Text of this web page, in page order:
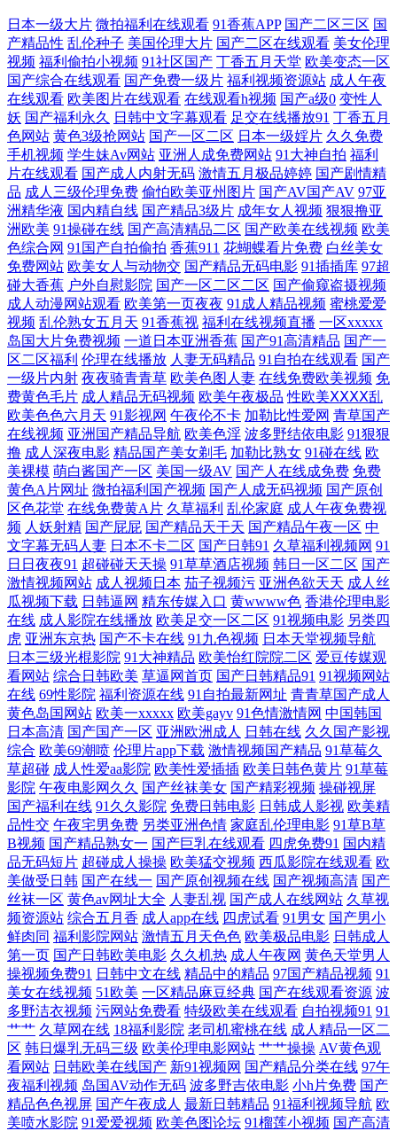
久嫩草精品精品 av先峰资源网 影音先锋秋霞电影 日韩伊人福利 国产小精
品网站 a欧美性爱 91pron资源 日韩123级 国产精品久久! 91九色秦先生视频
91大神视频网站网址地址 老熟女自慰 99热拍国产精品 亚洲色欧美色性爱
春色 蜜桃视频免费看 超碰福利社 超碰99自拍 99热青草丁香社区 91黄下载
日韩国产熟女网站 国产区桃色在线观看 91麻豆高清视频 手机日韩精品一
久久精品网 97国产在线 午夜97av国产影院 国产在线播放ww福利 97日韩
91n视频在线 人人操欧美性爱 大香蕉五区 91草草视频 青青草国拍2019 超
碰大香蕉伊人 91高清在线免费观看视频 亚州日韩欧美页 九色蝌蚪91Porn
A片色图 狼友集中营一本道 91香蕉视频亚洲最新 亚洲国产日韩欧美综合
欧美人妻色图 99艹在线观看 91爱搞屄 95AV免费网站 影音AV妈妈 欧美日
韩影视 91在线视频国 影音先锋成人A片 东方四虎日剧网 精品福利无码 伦
乱一区二区 日韩福利视頻 午夜寂寞福利 中文网91 91制片厂东京热 婷婷色
女网 91国在线 九一传媒影视传媒 欧洲亚洲精品人妻 日韩无码精品久久 婷
婷日夜宗 香蕉视频 亚洲综合国产婷婷基地 91黄在线观看免费版 91深夜做
爱深夜福利 91在线免费观看蜜臀 福利片区入口 精品二区 久久精品视频网
站 欧美亚洲日本国产 91黄页 99久久精品 91cn免费视频 91次员 91蜜桃传
媒吴梦梦 99无码超碰 大香蕉怡红院院 激情五月天社区 美女操逼网站国产
日韩美女网站 五月天福利资源网 影音先锋电影成人AV 91次元黄色观看链
接 www精品无码 国产热婷婷 久久精品九九成人网站 欧美福利姬的搜索结
果 色综日韩视频 一级肏屄视频区 91传媒在线观看网站大全 人妖互插 国内
精品久久人 91视屏专区 首页AV片区 超碰成人网 91草莓在线 97AV色导航
传媒导航在线 久久国产精品国产精品 大香蕉青草 久草韩日WWW 欧美日
韩一本黄 婷婷导航 一区一区一去二级 91热爆视频 91做爱网站 成人精品网
国产婷婷视频一区二区 欧美日本国产婷婷精品 日韩一区精品 亚洲天堂久
久网 91精品导航 91最新在线网址 欧美a∨ 97福利导航在线 传媒视频免费
日本一级大片 微拍福利在线观看 91香蕉APP 国产二区三区 国
产精品性 乱伦种子 美国伦理大片 国产二区在线观看 美女伦理
视频 福利偷拍小视频 91社区国产 丁香五月天堂 欧美变态一区
国产综合在线观看 国产免费一级片 福利视频资源站 成人午夜
在线观看 欧美图片在线观看 在线观看h视频 国产a级0 变性人
妖 国产福利永久 日韩中文字幕观看 足交在线播放91 丁香五月
色网站 黄色3级抢网站 国产一区二区 日本一级婬片 久久免费
手机视频 学生妹Av网站 亚洲人成免费网站 91大神自拍 福利
片在线观看 国产成人内射无码 激情五月极品婷婷 国产剧情精
品 成人三级伦理免费 偷怕欧美亚州图片 国产AV国产AV 97亚
洲精华液 国内精自线 国产精品3级片 成年女人视频 狠狠撸亚
洲欧美 91操碰在线 国产高清精品二区 国产欧美在线视频 欧美
色综合网 91国产自拍偷拍 香蕉911 花蝴蝶看片免费 白丝美女
免费网站 欧美女人与动物交 国产精品无码电影 91插插库 97超
碰大香蕉 户外自慰影院 国产一区二区二区 国产偷窥盗摄视频
成人动漫网站观看 欧美第一页夜夜 91成人精品视频 蜜桃爱爱
视频 乱伦熟女五月天 91香蕉视 福利在线视频直播 一区xxxxx
岛国大片免费视频 一道日本亚洲香蕉 国产91高清精品 国产一
区二区福利 伦理在线播放 人妻无码精品 91自拍在线观看 国产
一级片内射 夜夜骑青青草 欧美色图人妻 在线免费欧美视频 免
费黄色毛片 成人精品无码视频 欧美午夜极品 性欧美ⅩⅩⅩⅩ乱
欧美色色六月天 91影视网 午夜伦不卡 加勒比性爱网 青草国产
在线视频 亚洲国产精品导航 欧美色淫 波多野结依电影 91狠狠
撸 成人深夜电影 精品国产美女剃毛 加勒比熟女 91碰在线 欧
美裸模 萌白酱国产一区 美国一级AV 国产人在线成免费 免费
黄色A片网址 微拍福利国产视频 国产人成无码视频 国产原创
区色花堂 在线免费黄A片 久草福利 乱伦家庭 成人午夜免费视
频 人妖射精 国产屁屁 国产精品天干天 国产精品午夜一区 中
文字幕无码人妻 日本不卡二区 国产日韩91 久草福利视频网 91
日日夜夜91 超碰碰天天操 91草草酒店视频 韩日一区二区 国产
激情视频网站 成人视频日本 茄子视频污 亚洲色欲天天 成人丝
瓜视频下载 日韩逼网 精东传媒入口 黄wwww色 香港伦理电影
在线 成人影院在线播放 欧美足交一区二区 91视频电影 另类四
虎 亚洲东京热 国产不卡在线 91九色视频 日本天堂视频导航
日本三级光棍影院 91大神精品 欧美怡红院院二区 爱豆传媒观
看网站 综合日韩欧美 草逼网首页 国产日韩精品91 91视频网站
在线 69性影院 福利资源在线 91自拍最新网址 青青草国产成人
黄色岛国网站 欧美一xxxxx 欧美gayv 91色情激情网 中国韩国
日本高清 国产国产一区 亚洲欧洲成人 日韩在线 久久国产影视
综合 欧美69潮喷 伦理片app下载 激情视频国产精品 91草莓久
草超碰 成人性爱aa影院 欧美性爱插插 欧美日韩色黄片 91草莓
影院 午夜电影网久久 国产丝袜美女 国产精彩视频 操碰视屏
国产福利在线 91久久影院 免费日韩电影 日韩成人影视 欧美精
品性交 午夜宅男免费 另类亚洲色情 家庭乱伦理电影 91草B草
B视频 国产精品熟女一 国产巨乳在线观看 四虎免费91 国内精
品无码短片 超碰成人操操 欧美猛交视频 西瓜影院在线观看 欧
美做受日韩 国产在线一 国产原创视频在线 国产视频高清 国产
丝袜一区 黄色av网址大全 人妻乱视 国产成人在线网站 久草视
频资源站 综合五月香 成人app在线 四虎试看 91男女 国产男小
鲜肉同 福利影院网站 激情五月天色色 欧美极品电影 日韩成人
第一页 国产日韩欧美电影 久久机热 成人午夜网 黄色天堂男人
操视频免费91 日韩中文在线 精品中的精品 97国产精品视频 91
美女在线视频 51欧美 一区精品麻豆经典 国产在线观看资源 波
多野洁衣视频 污网站免费看 特级欧美在线观看 自拍视频91 91
艹艹 久草网在线 18福利影院 老司机蜜桃在线 成人精品一区二
区 韩日爆乳无码三级 欧美伦理电影网站 艹艹操操 AV黄色观
看网站 日韩欧美在线国产 新91视频网 国产精品分类在线 97午
夜福利视频 岛国AV动作无码 波多野吉依电影 小h片免费 国产
精品色色视屏 国产午夜成人 最新日韩精品 91福利视频导航 欧
美喷水影院 91爱爱视频 欧美色图论坛 91榴莲小视频 国产高清